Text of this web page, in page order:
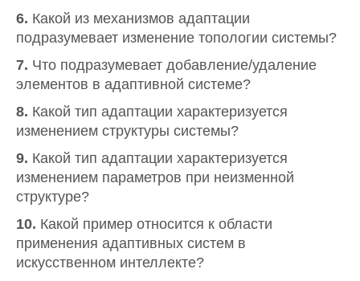
6. Какой из механизмов адаптации
подразумевает изменение топологии системы?
7. Что подразумевает добавление/удаление
элементов в адаптивной системе?
8. Какой тип адаптации характеризуется
изменением структуры системы?
9. Какой тип адаптации характеризуется
изменением параметров при неизменной
структуре?
10. Какой пример относится к области
применения адаптивных систем в
искусственном интеллекте?